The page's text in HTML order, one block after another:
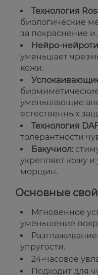
Технология
биологические
за покраснение
Нейро-
уменьшает
кожи.
уменьшающие
естественных
Технология
толерантности
Бакучиол:
укрепляет кожу
морщин.
Основные
Мгновенное
уменьшение
упругости.
24-часовое
Подходит для